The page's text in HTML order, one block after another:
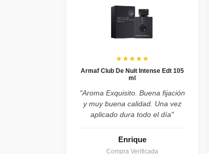
★★★★★
Armaf Club De Nuit Intense Edt 105
ml
"Aroma Exquisito. Buena fijación
y muy buena calidad. Una vez
aplicado dura todo el día"
Enrique
Compra Verificada